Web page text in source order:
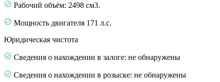
Рабочий объём: 2498 см3.
Мощность двигателя 171 л.с.
Юридическая чистота
Сведения о нахождении в залоге: не обнаружены
Сведения о нахождении в розыске: не обнаружены